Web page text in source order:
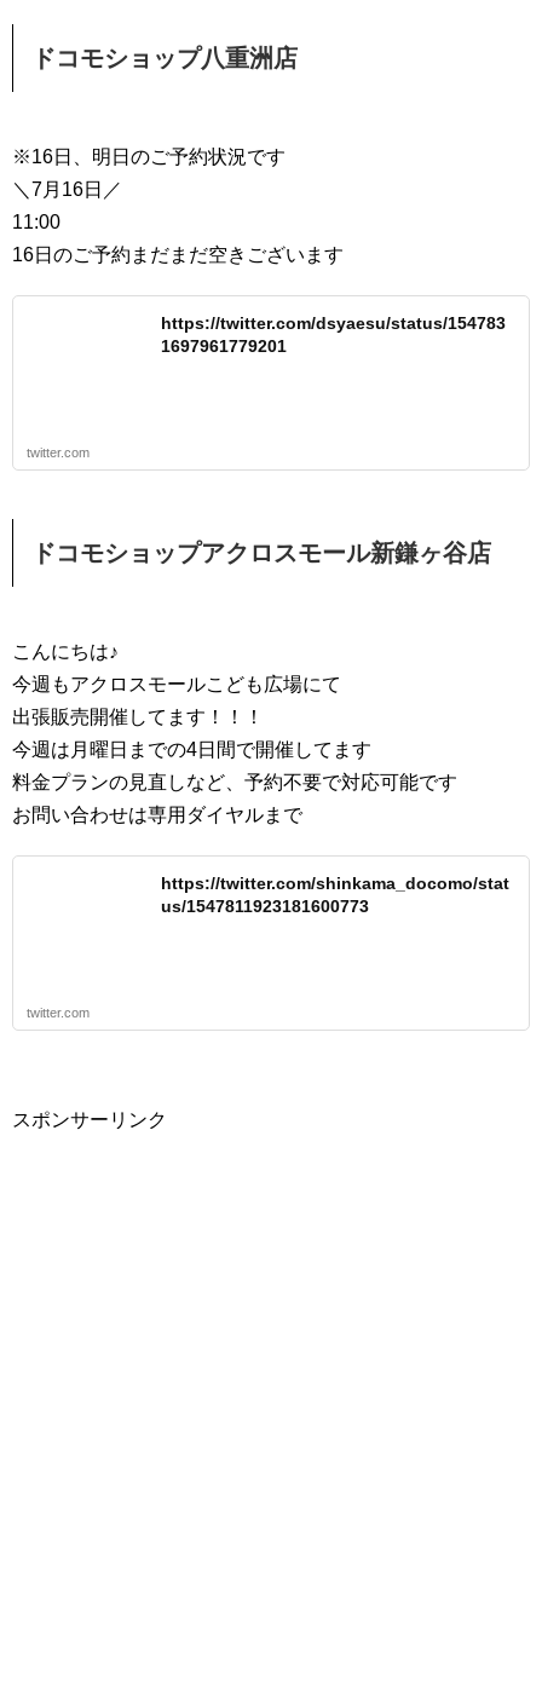
ドコモショップ八重洲店
※16日、明日のご予約状況です
＼7月16日／
11:00
16日のご予約まだまだ空きございます
https://twitter.com/dsyaesu/status/154783
1697961779201
twitter.com
ドコモショップアクロスモール新鎌ヶ谷店
こんにちは♪
今週もアクロスモールこども広場にて
出張販売開催してます！！！
今週は月曜日までの4日間で開催してます
料金プランの見直しなど、予約不要で対応可能です
お問い合わせは専用ダイヤルまで
https://twitter.com/shinkama_docomo/stat
us/1547811923181600773
twitter.com
スポンサーリンク